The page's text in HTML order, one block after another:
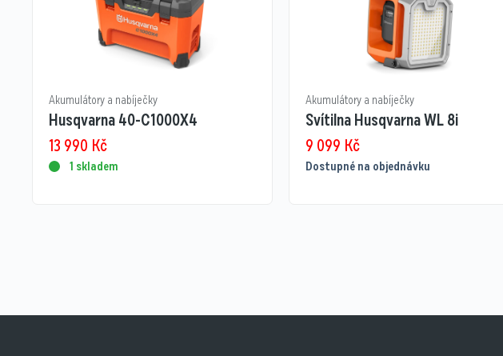
Akumulátory a nabíječky
Husqvarna 40-C1000X4
13 990 Kč
1 skladem
Akumulátory a nabíječky
Svítilna Husqvarna WL 8i
9 099 Kč
Dostupné na objednávku